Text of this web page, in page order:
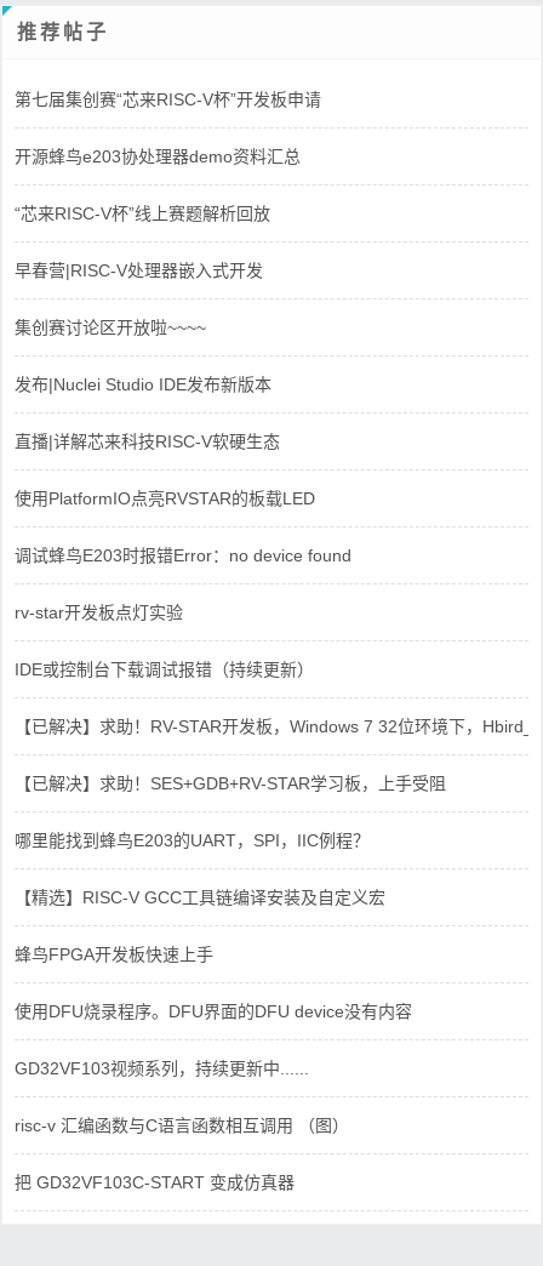
推荐帖子
第七届集创赛“芯来RISC-V杯”开发板申请
开源蜂鸟e203协处理器demo资料汇总
“芯来RISC-V杯”线上赛题解析回放
早春营|RISC-V处理器嵌入式开发
集创赛讨论区开放啦~~~~
发布|Nuclei Studio IDE发布新版本
直播|详解芯来科技RISC-V软硬生态
使用PlatformIO点亮RVSTAR的板载LED
调试蜂鸟E203时报错Error：no device found
rv-star开发板点灯实验
IDE或控制台下载调试报错（持续更新）
【已解决】求助！RV-STAR开发板，Windows 7 32位环境下，
【已解决】求助！SES+GDB+RV-STAR学习板，上手受阻
哪里能找到蜂鸟E203的UART，SPI，IIC例程？
【精选】RISC-V GCC工具链编译安装及自定义宏
蜂鸟FPGA开发板快速上手
使用DFU烧录程序。DFU界面的DFU device没有内容
GD32VF103视频系列，持续更新中......
risc-v 汇编函数与C语言函数相互调用 （图）
把 GD32VF103C-START 变成仿真器